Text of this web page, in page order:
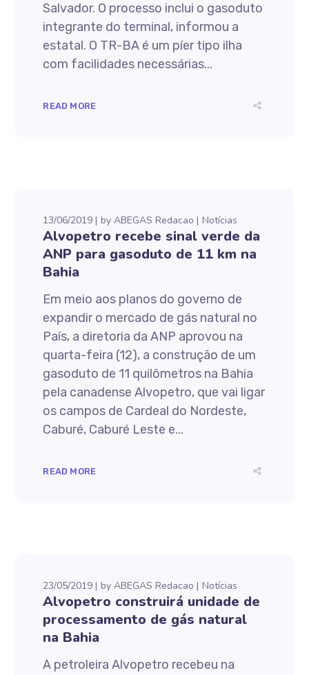
Salvador. O processo inclui o gasoduto
integrante do terminal, informou a
estatal. O TR-BA é um píer tipo ilha
com facilidades necessárias...
READ MORE
13/06/2019 byABEGAS Redacao Notícias
Alvopetro recebe sinal verde da
ANP para gasoduto de 11 km na
Bahia
Em meio aos planos do governo de
expandir o mercado de gás natural no
País, a diretoria da ANP aprovou na
quarta-feira (12), a construção de um
gasoduto de 11 quilômetros na Bahia
pela canadense Alvopetro, que vai ligar
os campos de Cardeal do Nordeste,
Caburé, Caburé Leste e...
READ MORE
23/05/2019 byABEGAS Redacao Notícias
Alvopetro construirá unidade de
processamento de gás natural
na Bahia
A petroleira Alvopetro recebeu na